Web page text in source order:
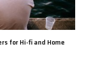
for Hi-fi and Home